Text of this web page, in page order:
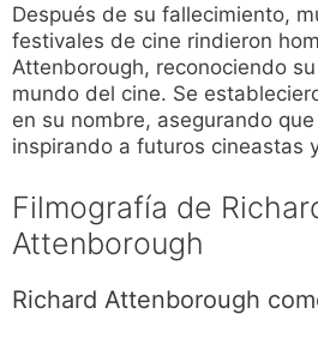
Después de su fallecimiento,
festivales de cine rindieron
Attenborough, reconociendo
mundo del cine. Se
en su nombre, asegurando
inspirando a futuros cineastas
Filmografía de
Attenborough
Richard Attenborough